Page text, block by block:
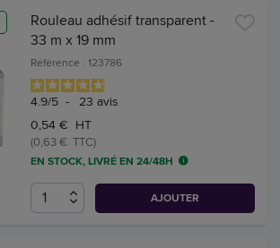
Rouleau adhésif transparent -
33 m x 19 mm
Référence : 123786
4.9/5 - 23 avis
0,54 € HT
(0,63 € TTC)
EN STOCK, LIVRÉ EN 24/48H
AJOUTER